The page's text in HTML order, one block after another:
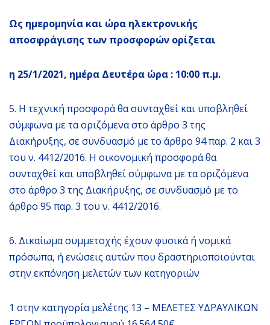
Ως ημερομηνία και ώρα ηλεκτρονικής
αποσφράγισης των προσφορών ορίζεται
η 25/1/2021, ημέρα Δευτέρα ώρα : 10:00 π.μ.
5. Η τεχνική προσφορά θα συνταχθεί και υποβληθεί
σύμφωνα με τα οριζόμενα στο άρθρο 3 της
Διακήρυξης, σε συνδυασμό με το άρθρο 94 παρ. 2 και 3
του ν. 4412/2016. Η οικονομική προσφορά θα
συνταχθεί και υποβληθεί σύμφωνα με τα οριζόμενα
στο άρθρο 3 της Διακήρυξης, σε συνδυασμό με το
άρθρο 95 παρ. 3 του ν. 4412/2016.
6. Δικαίωμα συμμετοχής έχουν φυσικά ή νομικά
πρόσωπα, ή ενώσεις αυτών που δραστηριοποιούνται
στην εκπόνηση μελετών των κατηγοριών
1 στην κατηγορία μελέτης 13 – ΜΕΛΕΤΕΣ ΥΔΡΑΥΛΙΚΩΝ